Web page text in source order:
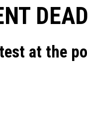
DEAD
at the